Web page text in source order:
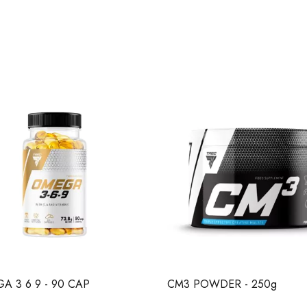
płatkach czekoladowych. Łączy intensywność
Ma wspaniałą konsystencję, która rozpływa się w ustach.
3 6 9 - 90 CAP CM3 POWDER - 250g